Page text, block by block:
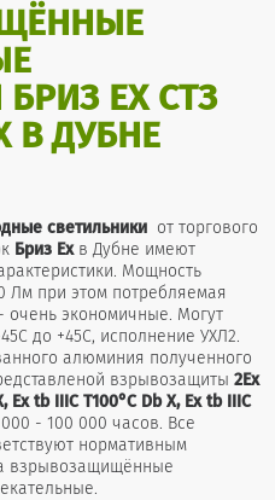
EX СТЗ
В ДУБНЕ
светильникиот торгового
Бриз Ex в Дубне имеют
Мощность
Лм при этом потребляемая
очень экономичные. Могут
до +45С, исполнение УХЛ2.
алюминия полученного
взрывозащиты 2Ex
Ex tb IIIC T100°C Db X, Ex tb IIIC
- 100 000 часов. Все
нормативным
взрывозащищённые